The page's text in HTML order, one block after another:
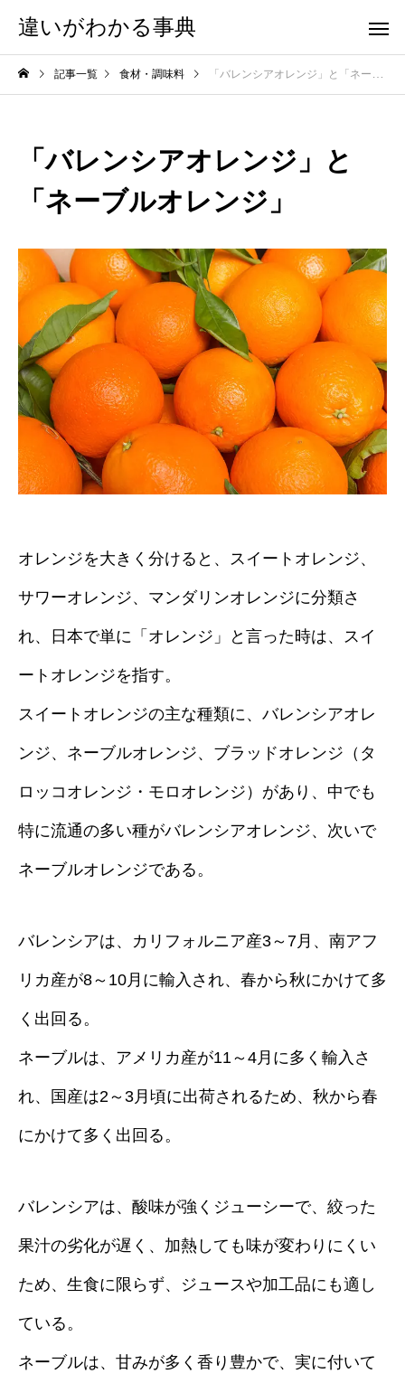
違いがわかる事典
記事一覧 食材・調味料 「バレンシアオレンジ」と「ネーブルオレンジ」
「バレンシアオレンジ」と
「ネーブルオレンジ」
オレンジを大きく分けると、スイートオレンジ、
サワーオレンジ、マンダリンオレンジに分類さ
れ、日本で単に「オレンジ」と言った時は、スイ
ートオレンジを指す。
スイートオレンジの主な種類に、バレンシアオレ
ンジ、ネーブルオレンジ、ブラッドオレンジ（タ
ロッコオレンジ・モロオレンジ）があり、中でも
特に流通の多い種がバレンシアオレンジ、次いで
ネーブルオレンジである。
バレンシアは、カリフォルニア産3～7月、南アフ
リカ産が8～10月に輸入され、春から秋にかけて多
く出回る。
ネーブルは、アメリカ産が11～4月に多く輸入さ
れ、国産は2～3月頃に出荷されるため、秋から春
にかけて多く出回る。
バレンシアは、酸味が強くジューシーで、絞った
果汁の劣化が遅く、加熱しても味が変わりにくい
ため、生食に限らず、ジュースや加工品にも適し
ている。
ネーブルは、甘みが多く香り豊かで、実に付いて